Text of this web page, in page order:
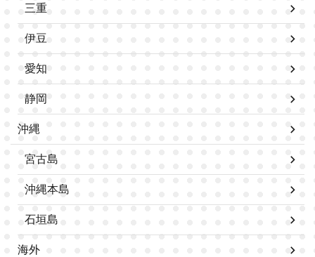
三重
伊豆
愛知
静岡
沖縄
宮古島
沖縄本島
石垣島
海外